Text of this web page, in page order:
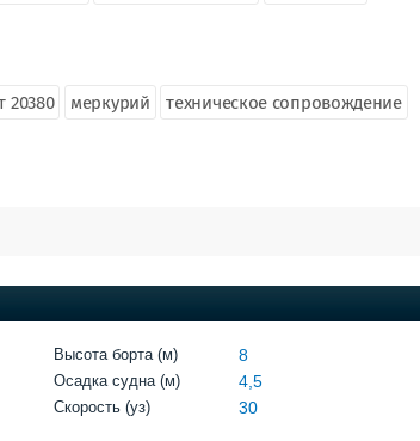
20380 меркурий техническое сопровождение
Высота борта (м) 8
Осадка судна (м) 4,5
Скорость (уз) 30